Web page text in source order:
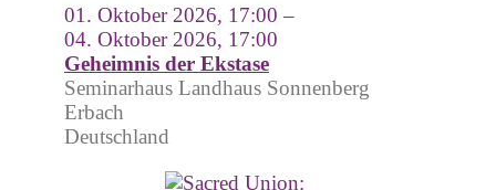
01. Oktober 2026, 17:00 –
04. Oktober 2026, 17:00
Geheimnis der Ekstase
Seminarhaus Landhaus Sonnenberg
Erbach
Deutschland